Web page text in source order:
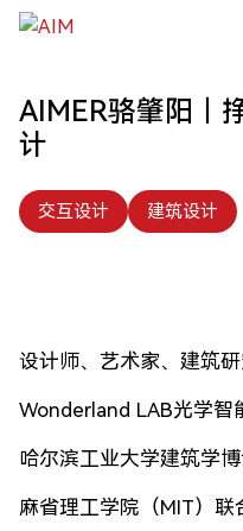
跳到主要内容
AIMER骆肇阳｜
计
交互设计 建筑设计
设计师、艺术家、建筑
Wonderland LAB光学智
哈尔滨工业大学建筑学
麻省理工学院（MIT）联